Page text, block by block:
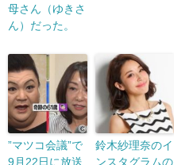
母さん（ゆきさ
ん）だった。
”マツコ会議”で
9月22日に放送
鈴木紗理奈のイ
ンスタグラムの